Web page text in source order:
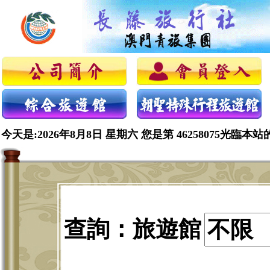
今天是:2026年8月8日 星期六 您是第 46258075光臨本站
查詢：旅遊館